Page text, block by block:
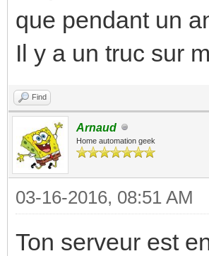
que pendant un
Il y a un truc sur
Find
Arnaud
Home automation geek
03-16-2016, 08:51 AM
Ton serveur est